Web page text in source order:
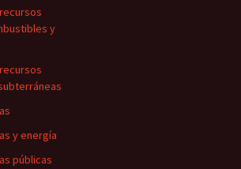
y
y energía
públicas